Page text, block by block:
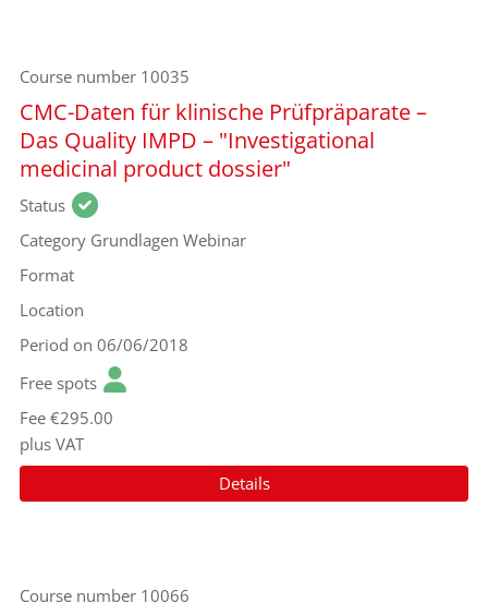
Course number 10035
CMC-Daten für klinische Prüfpräparate –
Das Quality IMPD – "Investigational
medicinal product dossier"
Status
Category Grundlagen Webinar
Format
Location
Period on 06/06/2018
Free spots
Fee €295.00
plus VAT
Details
Course number 10066